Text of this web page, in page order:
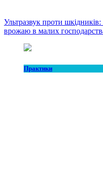
Ультразвук проти шкідників:
врожаю в малих
Практики